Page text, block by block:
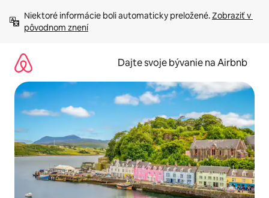
obsah.
Niektoré informácie boli automaticky preložené. Zobraziť v
pôvodnom znení
Dajte svoje bývanie na Airbnb